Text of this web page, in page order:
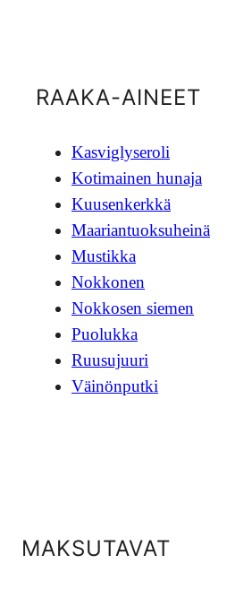
RAAKA-AINEET
Kasviglyseroli
Kotimainen hunaja
Kuusenkerkkä
Maariantuoksuheinä
Mustikka
Nokkonen
Nokkosen siemen
Puolukka
Ruusujuuri
Väinönputki
MAKSUTAVAT